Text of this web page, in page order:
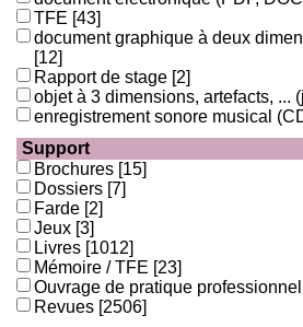
TFE [43]
document graphique à deux
[12]
Rapport de stage [2]
objet à 3 dimensions, artefacts, ...
enregistrement sonore musical
Support
Brochures [15]
Dossiers [7]
Farde [2]
Jeux [3]
Livres [1012]
Mémoire / TFE [23]
Ouvrage de pratique
Revues [2506]